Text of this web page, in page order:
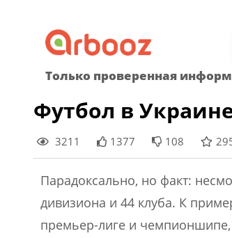
content
Только проверенная
Футбол в
3211 1377 108
Парадоксально, но факт:
дивизиона и 44 клуба. К
премьер-лиге и чемпионшипе,